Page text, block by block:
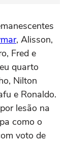
, Alisson,
Fred e
quarto
Nilton
e Ronaldo.
lesão na
como o
voto de